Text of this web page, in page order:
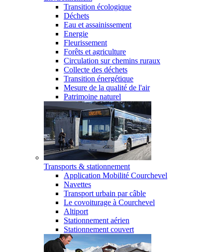
Transition écologique
Déchets
Eau et assainissement
Energie
Fleurissement
Forêts et agriculture
Circulation sur chemins ruraux
Collecte des déchets
Transition énergétique
Mesure de la qualité de l'air
Patrimoine naturel
Transports & stationnement
Application Mobilité Courchevel
Navettes
Transport urbain par câble
Le covoiturage à Courchevel
Altiport
Stationnement aérien
Stationnement couvert